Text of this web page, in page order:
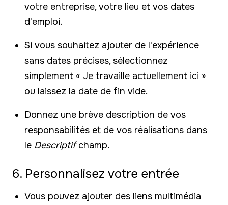
votre entreprise, votre lieu et vos dates
d'emploi.
Si vous souhaitez ajouter de l'expérience
sans dates précises, sélectionnez
simplement « Je travaille actuellement ici »
ou laissez la date de fin vide.
Donnez une brève description de vos
responsabilités et de vos réalisations dans
le Descriptifchamp.
6. Personnalisez votre entrée
Vous pouvez ajouter des liens multimédia